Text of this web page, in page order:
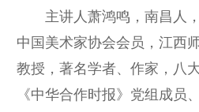
主讲人萧鸿鸣，南昌人
中国美术家协会会员，江西
教授，著名学者、作家，八
《中华合作时报》党组成员